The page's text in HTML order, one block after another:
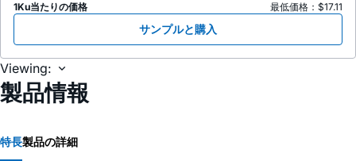
1Ku当たりの価格
最低価格：$17.11
サンプルと購入
Viewing:
製品情報
特長製品の詳細